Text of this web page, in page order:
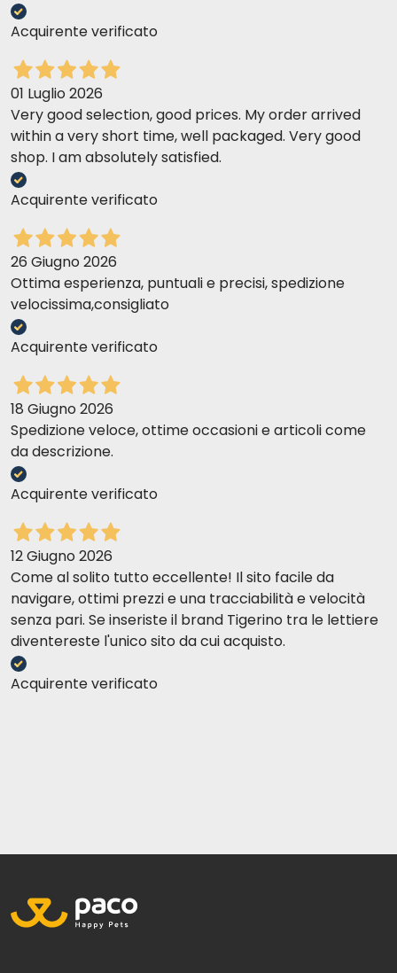
Acquirente verificato
01 Luglio 2026
Very good selection, good prices. My order arrived
within a very short time, well packaged. Very good
shop. I am absolutely satisfied.
Acquirente verificato
26 Giugno 2026
Ottima esperienza, puntuali e precisi, spedizione
velocissima,consigliato
Acquirente verificato
18 Giugno 2026
Spedizione veloce, ottime occasioni e articoli come
da descrizione.
Acquirente verificato
12 Giugno 2026
Come al solito tutto eccellente! Il sito facile da
navigare, ottimi prezzi e una tracciabilità e velocità
senza pari. Se inseriste il brand Tigerino tra le lettiere
diventereste l'unico sito da cui acquisto.
Acquirente verificato